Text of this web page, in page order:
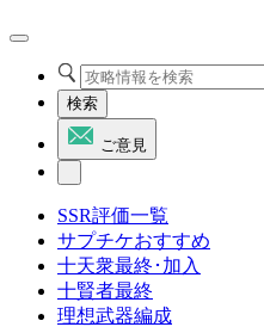
検索
ご意見
SSR評価一覧
サプチケおすすめ
十天衆最終･加入
十賢者最終
理想武器編成